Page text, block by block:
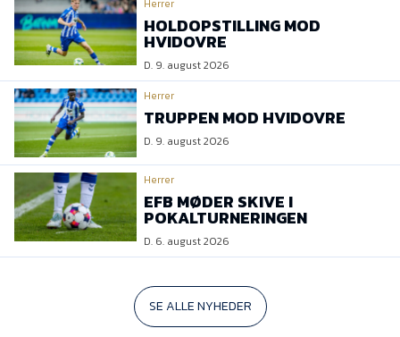
Herrer
HOLDOPSTILLING MOD
HVIDOVRE
D. 9. august 2026
Herrer
TRUPPEN MOD HVIDOVRE
D. 9. august 2026
Herrer
EFB MØDER SKIVE I
POKALTURNERINGEN
D. 6. august 2026
SE ALLE NYHEDER